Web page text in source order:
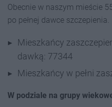
Obecnie w naszym mieście
po pełnej dawce szczepienia.
Mieszkańcy
dawką: 77344
Mieszkańcy w pełni
W podziale na grupy